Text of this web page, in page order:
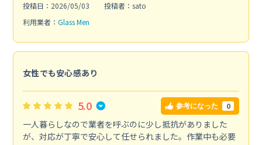
投稿日：2026/05/03
投稿者：sato
利用業者： Glass Men
女性でも安心感あり
5.0 参考になった 0
一人暮らしなので業者を呼ぶのに少し抵抗がありました
が、対応が丁寧で安心して任せられました。作業中も必要